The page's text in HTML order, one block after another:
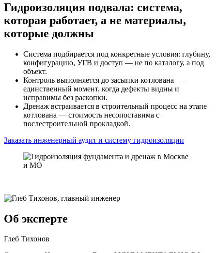
Гидроизоляция подвала: система,
которая работает, а не материалы,
которые должны
Система подбирается под конкретные условия: глубину,
конфигурацию, УГВ и доступ — не по каталогу, а под
объект.
Контроль выполняется до засыпки котлована —
единственный момент, когда дефекты видны и
исправимы без раскопки.
Дренаж встраивается в строительный процесс на этапе
котлована — стоимость несопоставима с
послестроительной прокладкой.
Заказать инженерный аудит и систему гидроизоляции
Об эксперте
Глеб Тихонов